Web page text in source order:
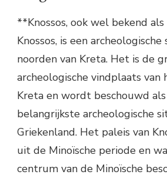
**Knossos, ook wel bekend
Knossos, is een
noorden van Kreta. Het is de
archeologische vindplaats van
Kreta en wordt beschouwd
belangrijkste archeologische
Griekenland. Het paleis van
uit de Minoïsche periode en
centrum van de Minoïsche